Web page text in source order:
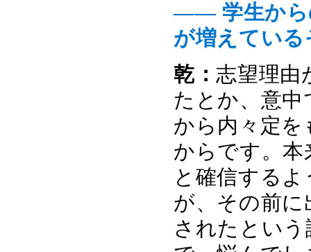
―― 学生から
が増えてい
乾： 志望理由
たとか、意
から内々定
からです。
と確信する
が、その前
されたとい